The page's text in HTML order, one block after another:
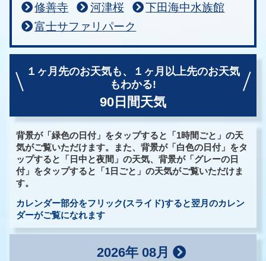
修善寺
河津桜
下田海中水族館
富士サファリパーク
１ヶ月先のお天気も、
１ヶ月以上先のお天気
もわかる!
90日間天気
背景が「緑色の日付」をタップすると「1時間ごと」の天
気がご覧いただけます。また、背景が「白色の日付」をタ
ップすると「日中と夜間」の天気、背景が「グレーの日
付」をタップすると「1日ごと」の天気がご覧いただけま
す。
カレンダー部分をフリック(スライド)すると翌月のカレン
ダーがご覧になれます
2026年 08月